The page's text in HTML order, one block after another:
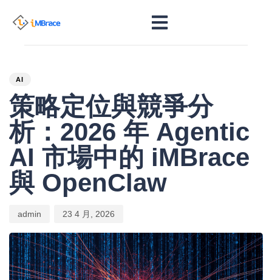
AI
策略定位與競爭分
析：2026 年 Agentic
AI 市場中的 iMBrace
與 OpenClaw
admin 23 4 月, 2026